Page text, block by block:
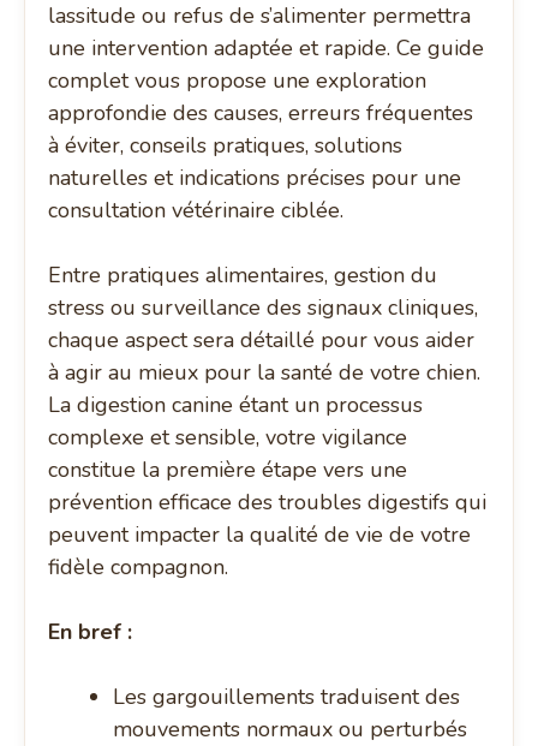
lassitude ou refus de s’alimenter permettra
une intervention adaptée et rapide. Ce guide
complet vous propose une exploration
approfondie des causes, erreurs fréquentes
à éviter, conseils pratiques, solutions
naturelles et indications précises pour une
consultation vétérinaire ciblée.
Entre pratiques alimentaires, gestion du
stress ou surveillance des signaux cliniques,
chaque aspect sera détaillé pour vous aider
à agir au mieux pour la santé de votre chien.
La digestion canine étant un processus
complexe et sensible, votre vigilance
constitue la première étape vers une
prévention efficace des troubles digestifs qui
peuvent impacter la qualité de vie de votre
fidèle compagnon.
En bref :
Les gargouillements traduisent des
mouvements normaux ou perturbés